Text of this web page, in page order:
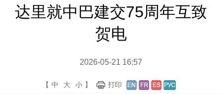
达里就中巴建交75周年互致
贺电
2026-05-21 16:57
【 中 大 小 】 打印